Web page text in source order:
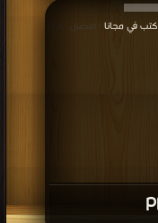
كتب في مجانا | التحميل : مرة/